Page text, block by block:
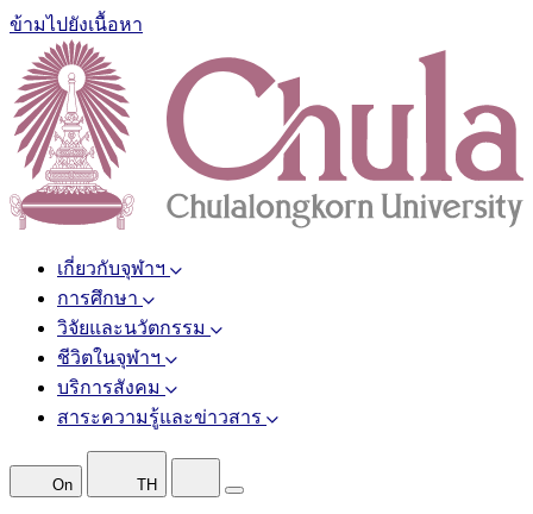
ข้ามไปยังเนื้อหา
เกี่ยวกับจุฬาฯ
การศึกษา
วิจัยและนวัตกรรม
ชีวิตในจุฬาฯ
บริการสังคม
สาระความรู้และข่าวสาร
On TH